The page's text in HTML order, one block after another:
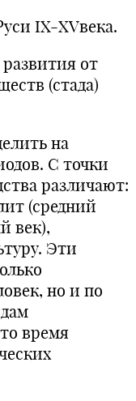
IX-XVвека.
от
(стада)
на
С точки
различают:
(средний
век),
Эти
но и по
время